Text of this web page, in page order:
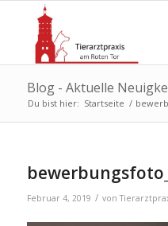
Blog - Aktuelle
Du bist hier: Startseite /
Februar 4, 2019 / von